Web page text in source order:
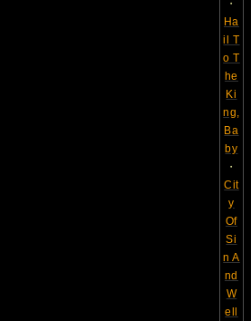
・
Ha
il T
o T
he
Ki
ng,
Ba
by
・
Cit
y
Of
Si
n A
nd
W
ell